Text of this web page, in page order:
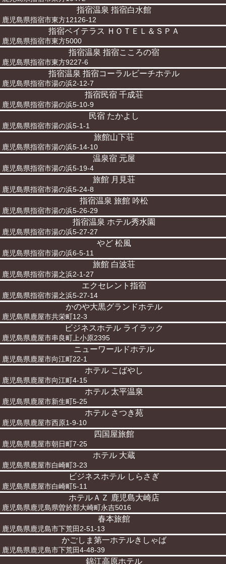
指宿温泉 指宿白水館
鹿児島県指宿市東方12126-12
指宿ベイテラス ＨＯＴＥＬ＆ＳＰＡ
鹿児島県指宿市東方5000
指宿温泉 指宿こころの宿
鹿児島県指宿市東方9227-6
指宿温泉 指宿コーラルビーチホテル
鹿児島県指宿市湯の浜2-12-7
指宿民宿 千成荘
鹿児島県指宿市湯の浜5-10-9
民宿 たかよし
鹿児島県指宿市湯の浜5-1-1
旅館山下荘
鹿児島県指宿市湯の浜5-14-10
温泉宿 元屋
鹿児島県指宿市湯の浜5-19-4
旅館 月見荘
鹿児島県指宿市湯の浜5-24-8
指宿温泉 旅館 吟松
鹿児島県指宿市湯の浜5-26-29
指宿温泉 ホテル秀水園
鹿児島県指宿市湯の浜5-27-27
やど 松風
鹿児島県指宿市湯の浜6-5-11
旅館 白波荘
鹿児島県指宿市湯之浜2-1-27
エクセレント指宿
鹿児島県指宿市湯之浜5-27-14
かのや大黒グランドホテル
鹿児島県鹿屋市共栄町12-3
ビジネスホテル ライラック
鹿児島県鹿屋市串良町上小原2395
ニューワールドホテル
鹿児島県鹿屋市向江町22-1
ホテル こばやし
鹿児島県鹿屋市向江町4-15
ホテル 太平温泉
鹿児島県鹿屋市新生町5-25
ホテル さつき苑
鹿児島県鹿屋市西原1-9-10
四国屋旅館
鹿児島県鹿屋市朝日町7-25
ホテル 大蔵
鹿児島県鹿屋市白崎町3-23
ビジネスホテル しらさぎ
鹿児島県鹿屋市白崎町5-11
ホテルＡＺ 鹿児島大崎店
鹿児島県鹿児島県曽於郡大崎町永吉5016
春本旅館
鹿児島県鹿児島市下荒田2-51-13
かごしま第一ホテルきしゃば
鹿児島県鹿児島市下荒田4-48-39
錦江高原ホテル